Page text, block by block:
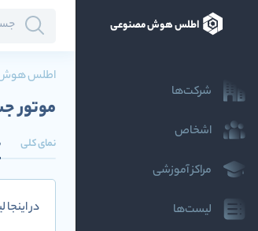
اطلس هوش مصنوعی
شرکت‌ها
اشخاص
مراکز آموزشی
لیست‌ها
اطلس
موتور
نمای کلی
در